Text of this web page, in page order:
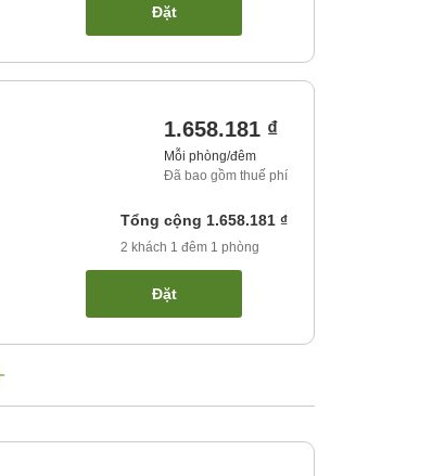
Đặt
1.658.181 ₫
Mỗi phòng/đêm
Đã bao gồm thuế phí
Tổng cộng 1.658.181 ₫
2 khách 1 đêm 1 phòng
Đặt